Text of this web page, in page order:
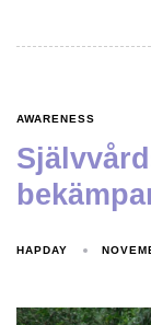
AWARENESS
HAPDAY